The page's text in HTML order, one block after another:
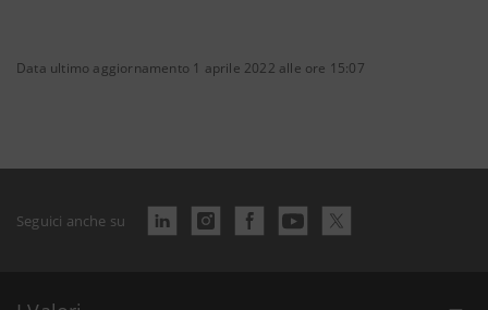
Data ultimo aggiornamento 1 aprile 2022 alle ore 15:07
Seguici anche su